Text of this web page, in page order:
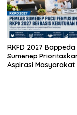
RKPD 2027 Bappeda
Sumenep
Aspirasi Masyarakat